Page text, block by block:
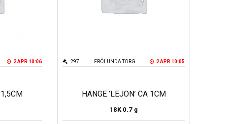
2 APR 10:06
1,5CM
FRÖLUNDA TORG
297 2 APR 10:05
HÄNGE ’LEJON’ CA 1CM
18K 0.7 g